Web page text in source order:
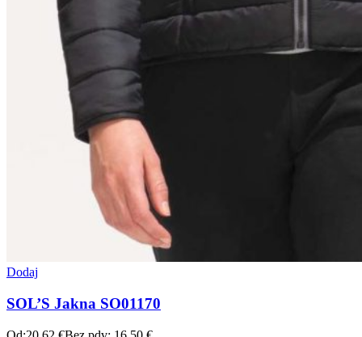
Dodaj
SOL’S Jakna SO01170